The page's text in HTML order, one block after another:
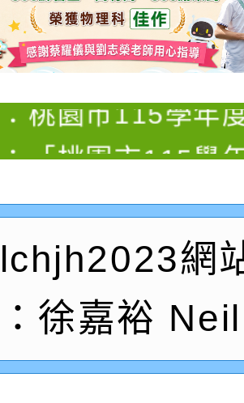
結果(第4招)】
第1學期第9次代
第4招)
結果(第12招)】
第1學期第7次代
第12招)
桃園市115學年
生本土語及新住
要點
「桃園市115學
法」
臺中市政府政風處
手牽手，綠能透明
片一案
：「115學年度全
賽實施要點」及修
：桃園市115年度
文競賽』實施計
結果(第11招)】
網
徐嘉裕